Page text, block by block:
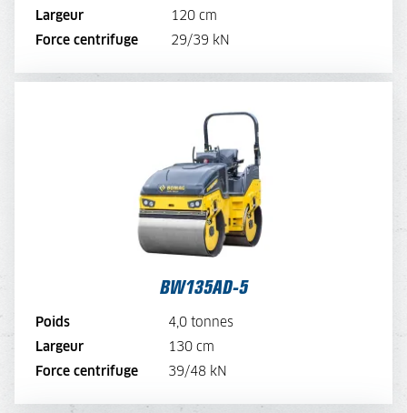
Largeur
120 cm
Force centrifuge
29/39 kN
LOUER MAINTENANT
BW135AD-5
Poids
4,0 tonnes
Largeur
130 cm
Force centrifuge
39/48 kN
BW135AD-5
170,-
136,-
102,-
VOIR LA MACHINE
LOUER MAINTENANT